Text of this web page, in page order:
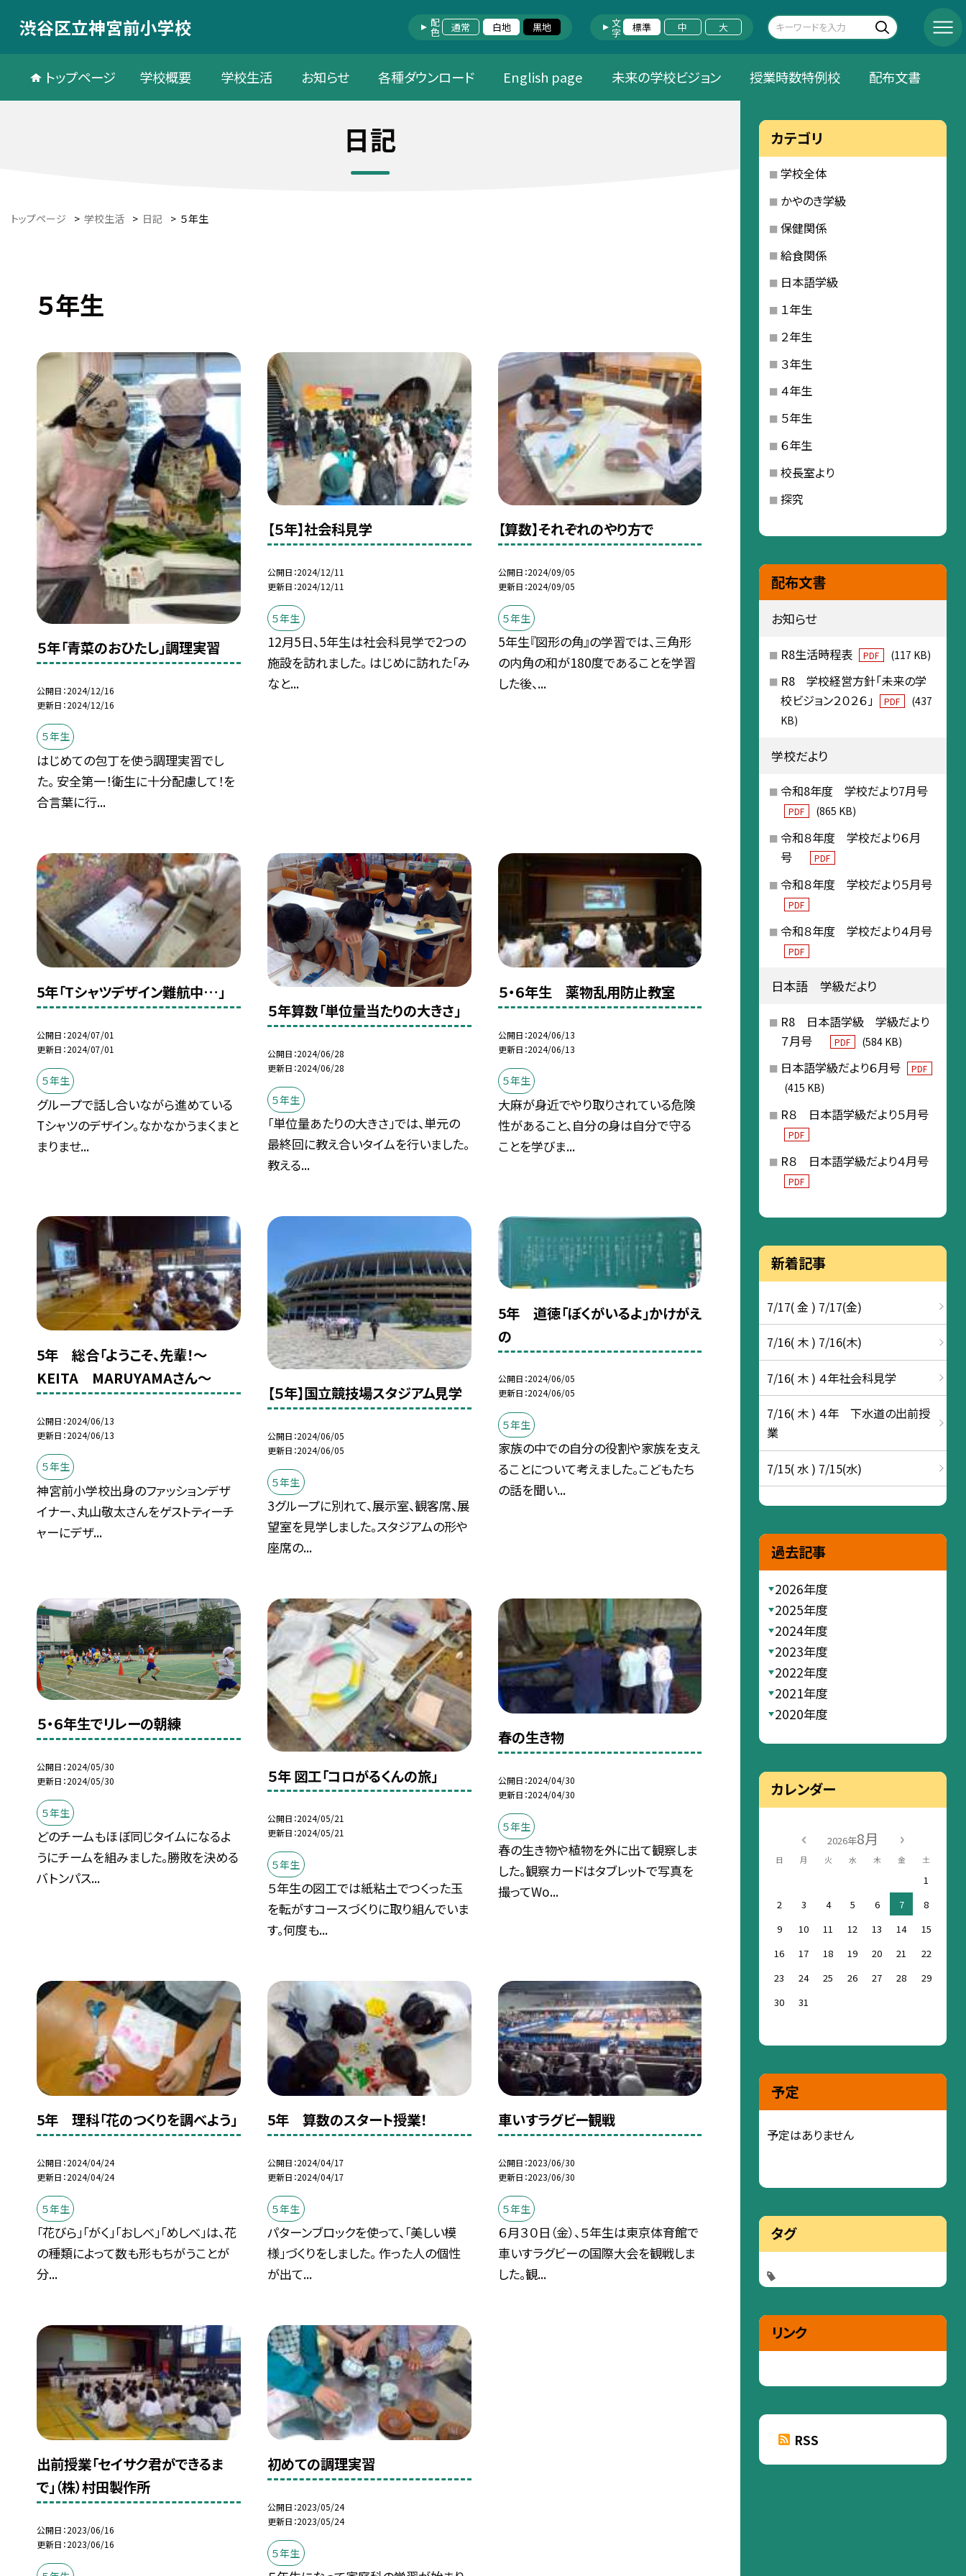
渋谷区立神宮前小学校 配色 通常 白地 黒地 文字 標準 中 大
トップページ 学校概要 学校生活 お知らせ 各種ダウンロード English page 未来の学校ビジョン 授業時数特例校 配布文書
日記
トップページ > 学校生活 > 日記 > ５年生
５年生
５年「青菜のおひたし」調理実習
公開日 2024/12/16
更新日 2024/12/16
５年生
はじめての包丁を使う調理実習でし
た。 安全第一！衛生に十分配慮して！を
合言葉に行...
【５年】社会科見学
公開日 2024/12/11
更新日 2024/12/11
５年生
12月5日、5年生は社会科見学で2つの
施設を訪れました。 はじめに訪れた「み
なと...
【算数】それぞれのやり方で
公開日 2024/09/05
更新日 2024/09/05
５年生
5年生『図形の角』の学習では、三角形
の内角の和が180度であることを学習
した後、...
5年「Tシャツデザイン難航中…」
公開日 2024/07/01
更新日 2024/07/01
５年生
グループで話し合いながら進めている
Tシャツのデザイン。なかなかうまくまと
まりませ...
５年算数「単位量当たりの大きさ」
公開日 2024/06/28
更新日 2024/06/28
５年生
「単位量あたりの大きさ」では、単元の
最終回に教え合いタイムを行いました。
教える...
５・６年生 薬物乱用防止教室
公開日 2024/06/13
更新日 2024/06/13
５年生
大麻が身近でやり取りされている危険
性があること、自分の身は自分で守る
ことを学びま...
5年 総合「ようこそ、先輩！〜
KEITA MARUYAMAさん〜
公開日 2024/06/13
更新日 2024/06/13
５年生
神宮前小学校出身のファッションデザ
イナー、丸山敬太さんをゲストティーチ
ャーにデザ...
【５年】国立競技場スタジアム見学
公開日 2024/06/05
更新日 2024/06/05
５年生
3グループに別れて、展示室、観客席、展
望室を見学しました。スタジアムの形や
座席の...
5年 道徳「ぼくがいるよ」かけがえ
の
公開日 2024/06/05
更新日 2024/06/05
５年生
家族の中での自分の役割や家族を支え
ることについて考えました。こどもたち
の話を聞い...
５・６年生でリレーの朝練
公開日 2024/05/30
更新日 2024/05/30
５年生
どのチームもほぼ同じタイムになるよ
うにチームを組みました。勝敗を決める
バトンパス...
５年 図工「コロがるくんの旅」
公開日 2024/05/21
更新日 2024/05/21
５年生
５年生の図工では紙粘土でつくった玉
を転がすコースづくりに取り組んでいま
す。何度も...
春の生き物
公開日 2024/04/30
更新日 2024/04/30
５年生
春の生き物や植物を外に出て観察しま
した。観察カードはタブレットで写真を
撮ってWo...
5年 理科「花のつくりを調べよう」
公開日 2024/04/24
更新日 2024/04/24
５年生
「花びら」「がく」「おしべ」「めしべ」は、花
の種類によって数も形もちがうことが
分...
5年 算数のスタート授業！
公開日 2024/04/17
更新日 2024/04/17
５年生
パターンブロックを使って、「美しい模
様」づくりをしました。 作った人の個性
が出て...
車いすラグビー観戦
公開日 2023/06/30
更新日 2023/06/30
５年生
６月３０日（金）、５年生は東京体育館で
車いすラグビーの国際大会を観戦しま
した。観...
出前授業「セイサク君ができるま
で」（株）村田製作所
公開日 2023/06/16
更新日 2023/06/16
初めての調理実習
公開日 2023/05/24
更新日 2023/05/24
５年生
カテゴリ
学校全体
かやのき学級
保健関係
給食関係
日本語学級
１年生
２年生
３年生
４年生
５年生
６年生
校長室より
探究
配布文書
お知らせ
R8生活時程表 PDF (117 KB)
R8 学校経営方針「未来の学
校ビジョン２０２６」
PDF
(437
KB)
学校だより
令和8年度 学校だより7月号
PDF (865 KB)
令和８年度 学校だより６月
号
PDF
令和８年度 学校だより５月号
PDF
令和８年度 学校だより４月号
PDF
日本語 学級だより
R8 日本語学級 学級だより
７月号
PDF (584 KB)
日本語学級だより６月号 PDF
(415 KB)
R８ 日本語学級だより５月号
PDF
R８ 日本語学級だより４月号
PDF
新着記事
7/17( 金 ) 7/17(金)
7/16( 木 ) 7/16(木)
7/16( 木 ) ４年社会科見学
7/16( 木 ) ４年 下水道の出前授
業
7/15( 水 ) 7/15(水)
過去記事
2026年度
2025年度
2024年度
2023年度
2022年度
2021年度
2020年度
カレンダー
2026年8月
日 月 火 水 木 金 土
1
2
3 4 5 6 7
8
9
10 11 12 13 14
15
16
17 18 19 20 21
22
23
24 25 26 27 28
29
30
31
予定
予定はありません
タグ
リンク
RSS